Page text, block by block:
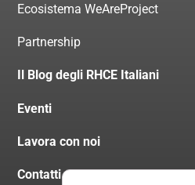
Ecosistema WeAreProject
Partnership
Il Blog degli RHCE Italiani
Eventi
Lavora con noi
Contatti